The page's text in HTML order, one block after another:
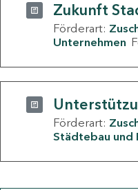
Zukunft
Förderart:
Unternehmen
Förderart:
Städtebau und